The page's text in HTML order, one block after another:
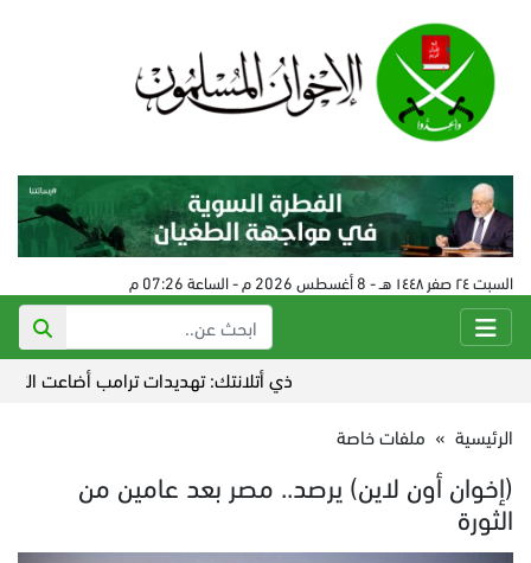
السبت ٢٤ صفر ١٤٤٨ هـ - 8 أغسطس 2026 م - الساعة 07:26 م
ذي أتلانتك: تهديدات ترامب أضاعت التفوق
الرئيسية » ملفات خاصة
(إخوان أون لاين) يرصد.. مصر بعد عامين من
الثورة